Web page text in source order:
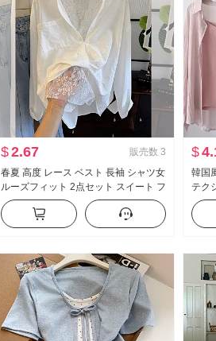
$2.67 販売数 3
春夏 高度 レース ベスト 長袖 シャツ女
ルーズフィット 2点セット スイート フ
レッシュ
$
韓国
テク
服
長袖